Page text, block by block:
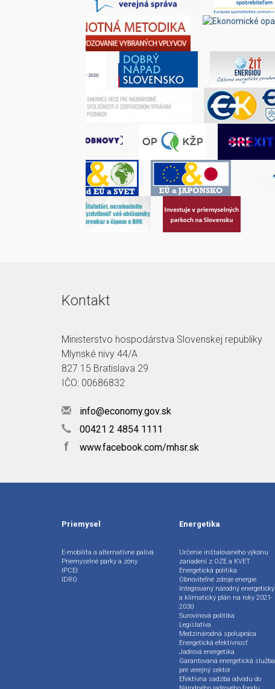
Kontakt
Ministerstvo hospodárstva Slovenskej republiky
Mlynské nivy 44/A
827 15 Bratislava 29
IČO: 00686832
info@economy.gov.sk
00421 2 4854 1111
f www.facebook.com/mhsr.sk
Priemysel
E-mobilita a alternatívne palivá
Priemyselné parky a zóny
IPCEI
IDRO
Energetika
Určenie inštalovaného výkonu
zariadení z OZE a KVET
Energetická politika
Obnoviteľné zdroje energie
Integrovaný národný energetický
a klimatický plán na roky 2021-
2030
Surovinová politika
Legislatíva
Medzinárodná spolupráca
Energetická efektívnosť
Jadrová energetika
Garantovaná energetická služba
pre verejný sektor
Efektívna sadzba odvodu do